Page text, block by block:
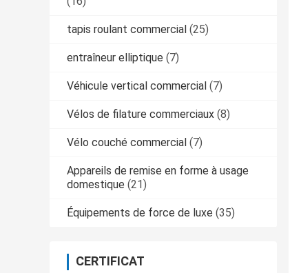
tapis roulant commercial (25)
entraîneur elliptique (7)
Véhicule vertical commercial (7)
Vélos de filature commerciaux (8)
Vélo couché commercial (7)
Appareils de remise en forme à usage
domestique (21)
Équipements de force de luxe (35)
CERTIFICAT